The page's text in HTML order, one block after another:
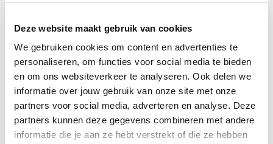
Deze website maakt gebruik van cookies
We gebruiken cookies om content en advertenties te
personaliseren, om functies voor social media te bieden
en om ons websiteverkeer te analyseren. Ook delen we
informatie over jouw gebruik van onze site met onze
partners voor social media, adverteren en analyse. Deze
partners kunnen deze gegevens combineren met andere
informatie die je aan ze hebt verstrekt of die ze hebben
hebben we gekeken welke soft- en hardware ons het
best kan ondersteunen. We kozen voorkassasysteem
DISH
met een koppeling met ons PMS-systeem en
namen de digitale bonschermenin gebruik. Afgelopen
zomer hebben we al volop met de nieuwe systemen
kunnen werken en we zijn er erg tevreden over."